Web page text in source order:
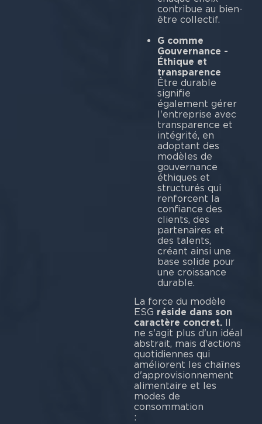
contribue au bien-
être collectif.
G comme
Gouvernance -
Éthique et
transparence
Être durable
signifie
également gérer
l'entreprise avec
transparence et
intégrité, en
adoptant des
modèles de
gouvernance
éthiques et
structurés qui
renforcent la
confiance des
clients, des
partenaires et
des talents,
créant ainsi une
base solide pour
une croissance
durable.
La force du modèle
ESG réside dans son
caractère concret.Il
ne s'agit plus d'un idéal
abstrait, mais d'actions
quotidiennes qui
améliorent les chaînes
d'approvisionnement
alimentaire et les
modes de
consommation